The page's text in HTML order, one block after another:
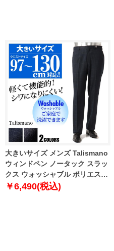
大きいサイズ メンズ Talismano
ウィンドペン ノータック スラッ
クス ウォッシャブル ポリエステ
ル100% 2786
￥6,490(税込)